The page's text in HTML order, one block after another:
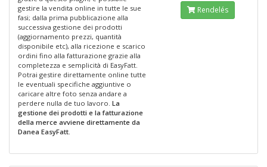
gestire la vendita online in tutte le sue
fasi; dalla prima pubblicazione alla
successiva gestione dei prodotti
(aggiornamento prezzi, quantità
disponibile etc), alla ricezione e scarico
ordini fino alla fatturazione grazie alla
completezza e semplicità di EasyFatt.
Potrai gestire direttamente online tutte
le eventuali specifiche aggiuntive o
caricare altre foto senza andare a
perdere nulla de tuo lavoro. La
gestione dei prodotti e la fatturazione
della merce avviene direttamente da
Danea EasyFatt.
Rendelés